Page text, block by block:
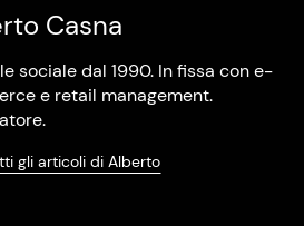
Casna
sociale dal 1990. In fissa con e-
e retail management.
gli articoli di Alberto